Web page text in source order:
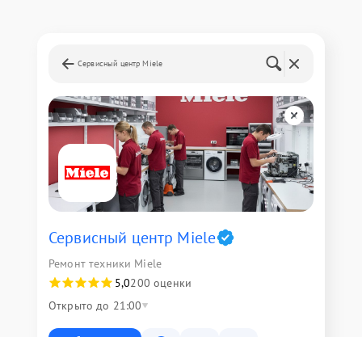
Сервисный центр Miele
Сервисный центр Miele
Ремонт техники Miele
5,0200 оценки
Открыто до 21:00